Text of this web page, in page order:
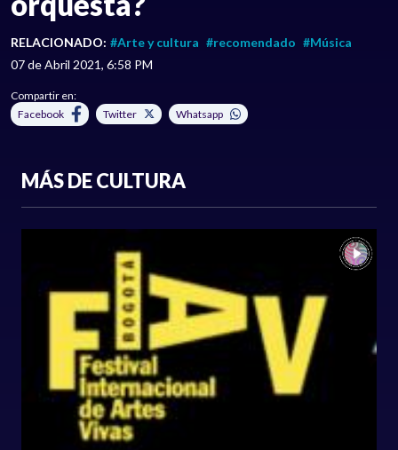
RELACIONADO: #Arte y cultura #recomendado #Música
07 de Abril 2021, 6:58 PM
Compartir en:
Facebook
Twitter Whatsapp
MÁS DE CULTURA